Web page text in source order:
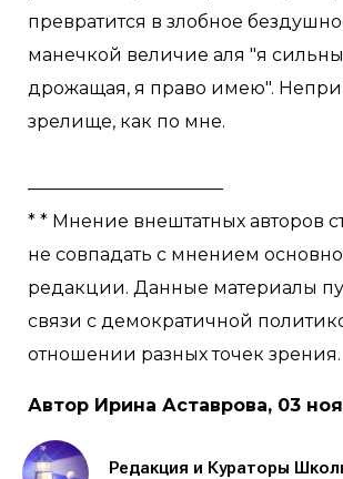
превратится в злобное
манечкой величие аля "я
дрожащая, я право имею".
зрелище, как по мне.
———————————
* * Мнение внештатных авторов
не совпадать с мнением
редакции. Данные материалы
связи с демократичной
отношении разных точек зрения.
Автор Ирина Аставрова, 03
Редакция и Кураторы